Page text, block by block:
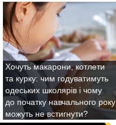
Хочуть макарони, котлети
та курку: чим годуватимуть
одеських школярів і чому
до початку навчального року
можуть не встигнути?